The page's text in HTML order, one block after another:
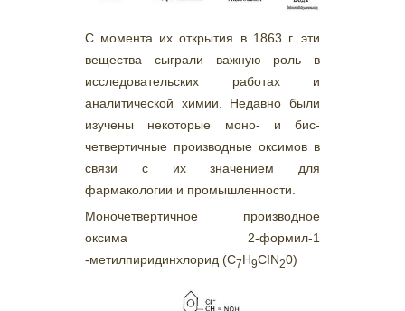
С момента их открытия в 1863 г. эти
вещества сыграли важную роль в
исследовательских работах и
аналитической химии. Недавно были
изучены некоторые моно- и бис-
четвертичные производные оксимов в
связи с их значением для
фармакологии и промышленности.
Моночетвертичное производное
оксима 2-формил-1
-метилпиридинхлорид (C7H9CIN20)